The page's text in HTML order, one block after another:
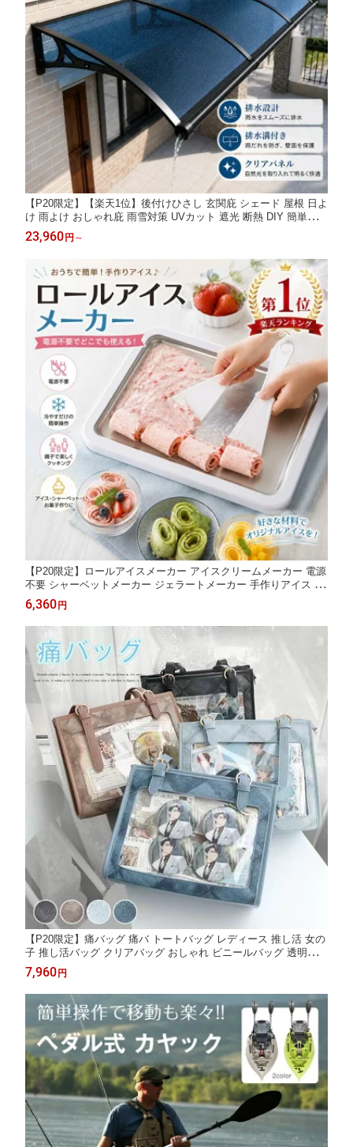
【P20限定】【楽天1位】後付けひさし 玄関庇 シェード 屋根 日よ
け 雨よけ おしゃれ庇 雨雪対策 UVカット 遮光 断熱 DIY 簡単取付
勝手口 窓 自転車置き場 ベランダ 屋外用 日除けサンシェード
23,960 円 ～
【P20限定】ロールアイスメーカー アイスクリームメーカー 電源
不要 シャーベットメーカー ジェラートメーカー 手作りアイス プ
レートタイプ 簡単操作 自宅で作れる おうちカフェ 親子クッキン
グ ホームパーティー アイスヨーグルト お菓子作り キッズ
6,360 円
【P20限定】痛バッグ 痛バ トートバッグ レディース 推し活 女の
子 推し活バッグ クリアバッグ おしゃれ ビニールバッグ 透明バッ
グ かわいい オタク オタク活 学生 制服 通勤 通学 イベント プレ
ゼント ギフ
7,960 円